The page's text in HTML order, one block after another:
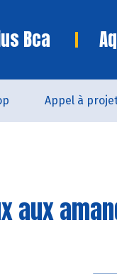
Bca
aux